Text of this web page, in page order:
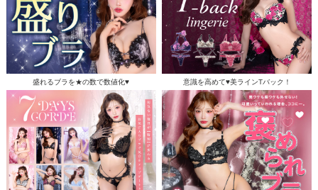
盛れるブラを★の数で数値化♥ 意識を高めて♥美ラインTバック！